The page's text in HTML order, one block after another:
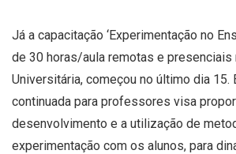
Já a capacitação ‘Experimentação no
de 30 horas/aula remotas e presenciais
Universitária, começou no último dia 15.
continuada para professores visa
desenvolvimento e a utilização de
experimentação com os alunos, para